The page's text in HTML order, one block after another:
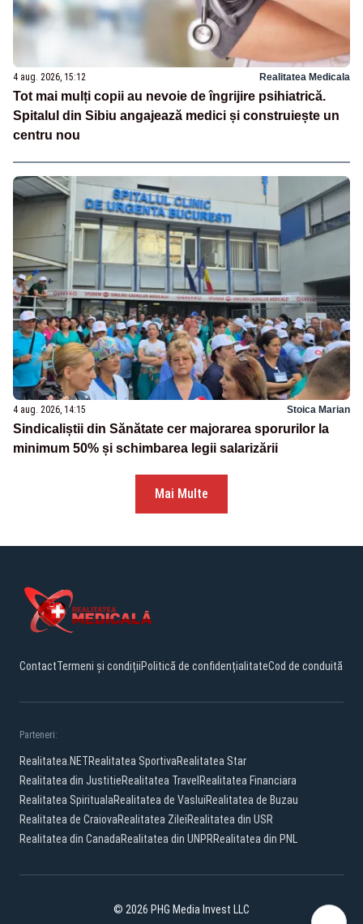
4 aug. 2026, 15:12 Realitatea Medicala
Tot mai mulți copii au nevoie de îngrijire psihiatrică.
Spitalul din Sibiu angajează medici și construiește un
centru nou
4 aug. 2026, 14:15 Stoica Marian
Sindicaliștii din Sănătate cer majorarea sporurilor la
minimum 50% și schimbarea legii salarizării
Mai Multe
ContactTermeni și condițiiPolitică de confidențialitateCod de conduită
Parteneri:
Realitatea.NETRealitatea SportivaRealitatea Star
Realitatea din JustitieRealitatea Travel Realitatea Financiara
Realitatea SpiritualaRealitatea de VasluiRealitatea de Buzau
Realitatea de CraiovaRealitatea ZileiRealitatea din USR
Realitatea din CanadaRealitatea din UNPRRealitatea din PNL
© 2026 PHG Media Invest LLC